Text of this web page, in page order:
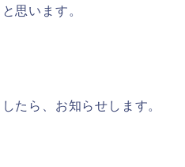
と思います。
たら、お知らせします。